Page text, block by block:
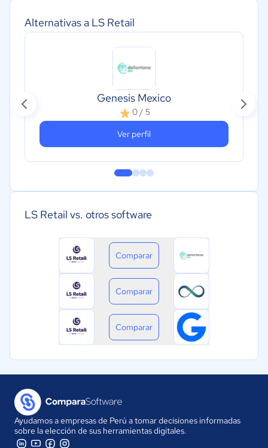
Alternativas a LS Retail
Genesis Mexico
0 / 5
Ver perfil
LS Retail vs. otros software
Comparar
Comparar
Comparar
Ayudamos a empresas de Perú a tomar decisiones informadas
sobre la elección de sus herramientas digitales.